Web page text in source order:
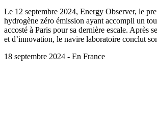
Le 12 septembre 2024, Energy Observer, le
hydrogène zéro émission ayant accompli un
accosté à Paris pour sa dernière escale. Après
et d’innovation, le navire laboratoire conclut
18 septembre 2024 - En France